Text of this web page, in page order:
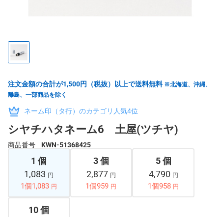
注文金額の合計が1,500円（税抜）以上で送料無料 ※北海道、沖縄、
離島、一部商品を除く
ネーム印（タ行）のカテゴリ人気4位
シヤチハタネーム6 土屋(ツチヤ)
商品番号 KWN-51368425
1 個
1,083 円
1個1,083 円
3 個
2,877 円
1個959 円
5 個
4,790 円
1個958 円
10 個